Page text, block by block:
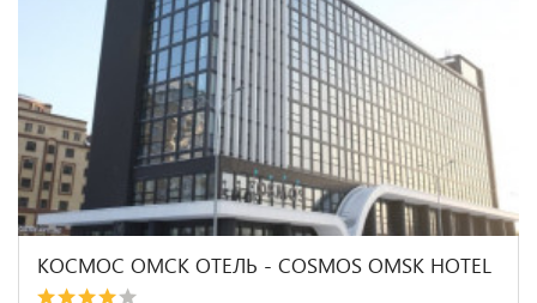
КОСМОС ОМСК ОТЕЛЬ - COSMOS OMSK HOTEL